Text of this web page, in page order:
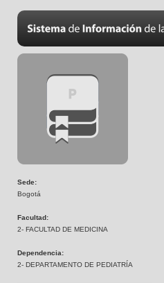
Sede:
Bogotá
Facultad:
2- FACULTAD DE MEDICINA
Dependencia:
2- DEPARTAMENTO DE PEDIATRÍA